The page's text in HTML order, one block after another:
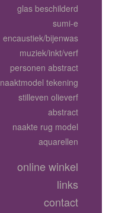
glas beschilderd
sumi-e
encaustiek/bijenwas
muziek/inkt/verf
personen abstract
naaktmodel tekening
stilleven olieverf
abstract
naakte rug model
aquarellen
online winkel
links
contact